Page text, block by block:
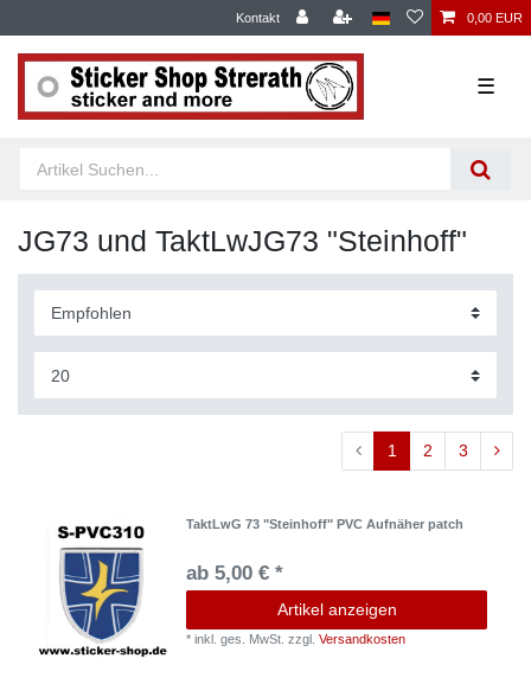
Kontakt 0,00 EUR
☰
JG73 und TaktLwJG73 "Steinhoff"
1 2 3
TaktLwG 73 "Steinhoff" PVC Aufnäher patch
ab 5,00 € *
Artikel anzeigen
*inkl. ges. MwSt. zzgl.Versandkosten